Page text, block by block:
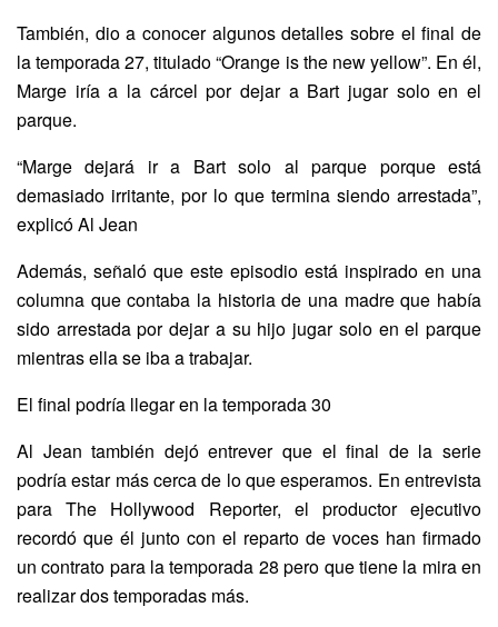
También, dio a conocer algunos detalles sobre el final de
la temporada 27, titulado “Orange is the new yellow”. En él,
Marge iría a la cárcel por dejar a Bart jugar solo en el
parque.
“Marge dejará ir a Bart solo al parque porque está
demasiado irritante, por lo que termina siendo arrestada”,
explicó Al Jean
Además, señaló que este episodio está inspirado en una
columna que contaba la historia de una madre que había
sido arrestada por dejar a su hijo jugar solo en el parque
mientras ella se iba a trabajar.
El final podría llegar en la temporada 30
Al Jean también dejó entrever que el final de la serie
podría estar más cerca de lo que esperamos. En entrevista
para The Hollywood Reporter, el productor ejecutivo
recordó que él junto con el reparto de voces han firmado
un contrato para la temporada 28 pero que tiene la mira en
realizar dos temporadas más.